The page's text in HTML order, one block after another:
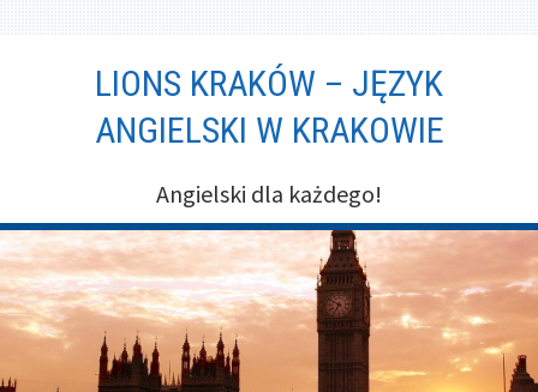
LIONS KRAKÓW – JĘZYK
ANGIELSKI W KRAKOWIE
Angielski dla każdego!